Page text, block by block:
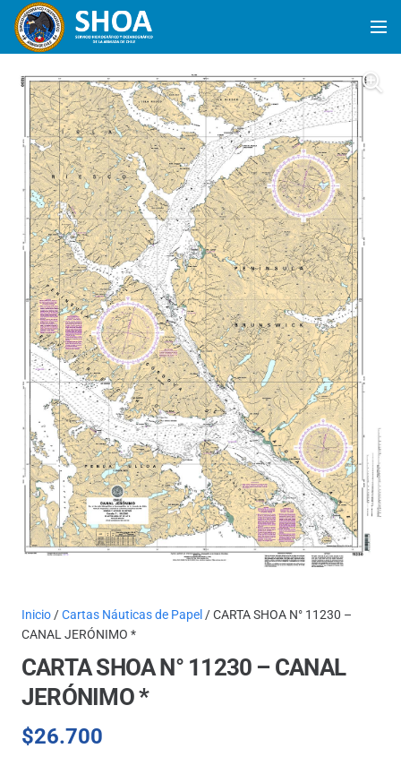
Inicio /Cartas Náuticas de Papel / CARTA SHOA N° 11230 –
CANAL JERÓNIMO *
CARTA SHOA N° 11230 – CANAL
JERÓNIMO *
$26.700